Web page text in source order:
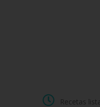
Recetas